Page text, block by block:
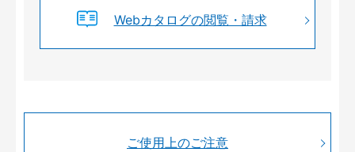
Webカタログの閲覧・請求
ご使用上のご注意